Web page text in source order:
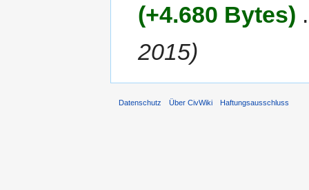
(+4.680 Bytes)
2015)
Datenschutz Über CivWiki Haftungsausschluss